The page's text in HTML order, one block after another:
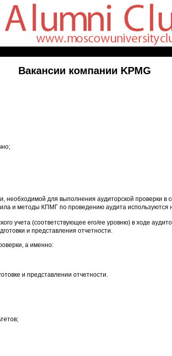
Вакансии компании KPMG
необходимой для выполнения аудиторской проверки
и методы КПМГ по проведению аудита используются
учета (соответствующее его/ее уровню) в ходе
и представления отчетности.
а именно:
и представлении отчетности.